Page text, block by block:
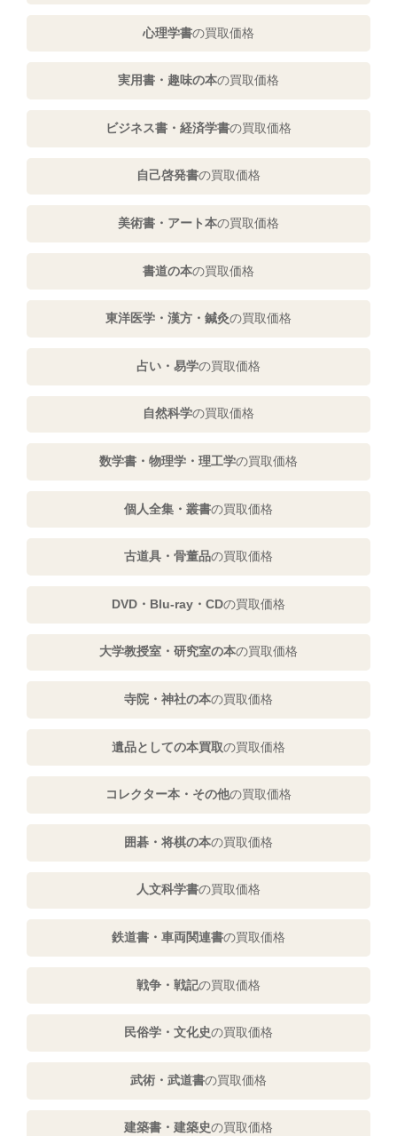
心理学書の買取価格
実用書・趣味の本の買取価格
ビジネス書・経済学書の買取価格
自己啓発書の買取価格
美術書・アート本の買取価格
書道の本の買取価格
東洋医学・漢方・鍼灸の買取価格
占い・易学の買取価格
自然科学の買取価格
数学書・物理学・理工学の買取価格
個人全集・叢書の買取価格
古道具・骨董品の買取価格
DVD・Blu-ray・CDの買取価格
大学教授室・研究室の本の買取価格
寺院・神社の本の買取価格
遺品としての本買取の買取価格
コレクター本・その他の買取価格
囲碁・将棋の本の買取価格
人文科学書の買取価格
鉄道書・車両関連書の買取価格
戦争・戦記の買取価格
民俗学・文化史の買取価格
武術・武道書の買取価格
建築書・建築史の買取価格